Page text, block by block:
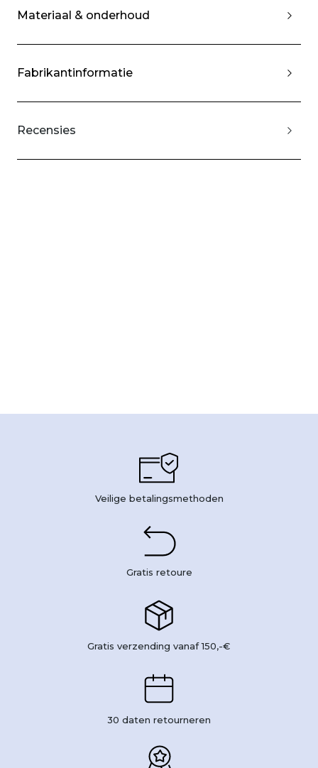
Materiaal & onderhoud
Fabrikantinformatie
Recensies
Veilige betalingsmethoden
Gratis retoure
Gratis verzending vanaf 150,-€
30 daten retourneren